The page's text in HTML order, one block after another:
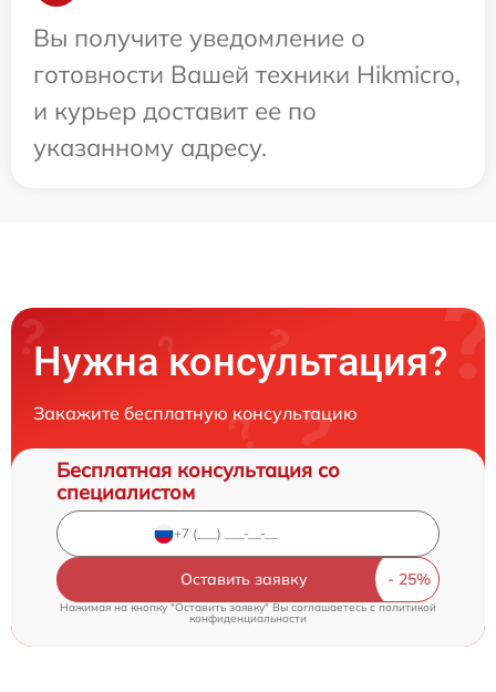
Вы получите уведомление о
готовности Вашей техники Hikmicro,
и курьер доставит ее по
указанному адресу.
Нужна консультация?
Закажите бесплатную консультацию
Бесплатная консультация со
специалистом
Оставить заявку
Нажимая на кнопку "Оставить заявку" Вы соглашаетесь cполитикой
конфиденциальности